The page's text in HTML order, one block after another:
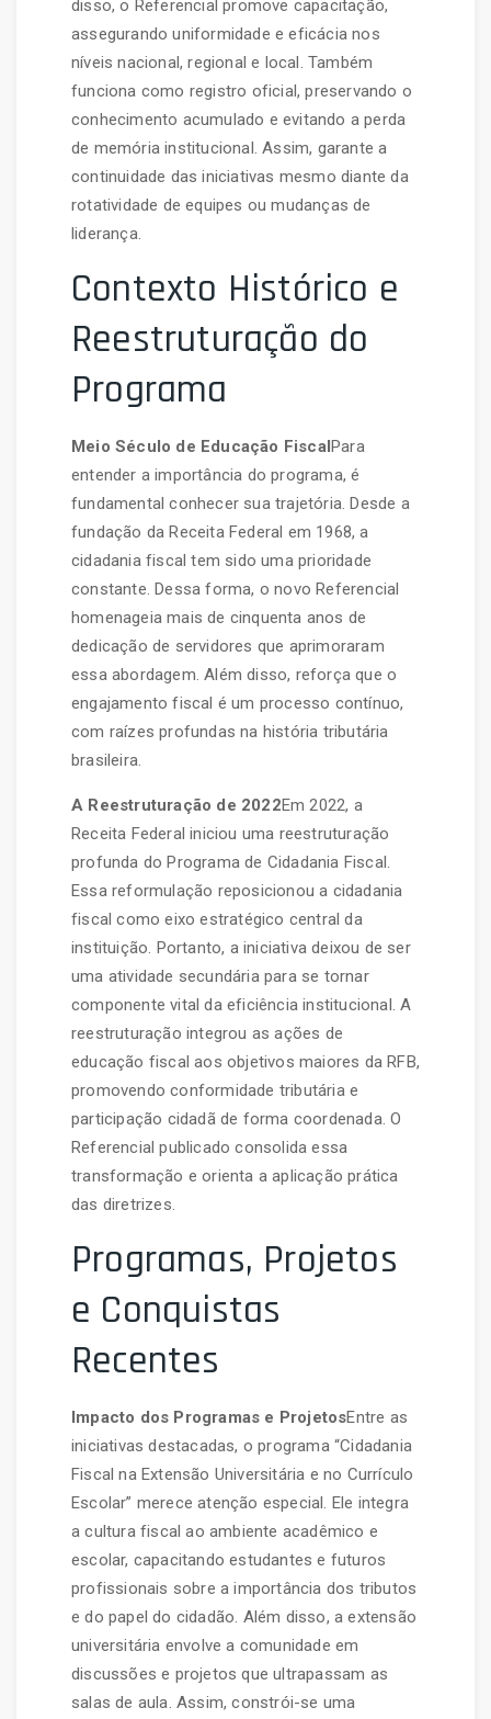
disso, o Referencial promove capacitação,
assegurando uniformidade e eficácia nos
níveis nacional, regional e local. Também
funciona como registro oficial, preservando o
conhecimento acumulado e evitando a perda
de memória institucional. Assim, garante a
continuidade das iniciativas mesmo diante da
rotatividade de equipes ou mudanças de
liderança.
Contexto Histórico e
Reestruturação do
Programa
Meio Século de Educação FiscalPara
entender a importância do programa, é
fundamental conhecer sua trajetória. Desde a
fundação da Receita Federal em 1968, a
cidadania fiscal tem sido uma prioridade
constante. Dessa forma, o novo Referencial
homenageia mais de cinquenta anos de
dedicação de servidores que aprimoraram
essa abordagem. Além disso, reforça que o
engajamento fiscal é um processo contínuo,
com raízes profundas na história tributária
brasileira.
A Reestruturação de 2022Em 2022, a
Receita Federal iniciou uma reestruturação
profunda do Programa de Cidadania Fiscal.
Essa reformulação reposicionou a cidadania
fiscal como eixo estratégico central da
instituição. Portanto, a iniciativa deixou de ser
uma atividade secundária para se tornar
componente vital da eficiência institucional. A
reestruturação integrou as ações de
educação fiscal aos objetivos maiores da RFB,
promovendo conformidade tributária e
participação cidadã de forma coordenada. O
Referencial publicado consolida essa
transformação e orienta a aplicação prática
das diretrizes.
Programas, Projetos
e Conquistas
Recentes
Impacto dos Programas e ProjetosEntre as
iniciativas destacadas, o programa “Cidadania
Fiscal na Extensão Universitária e no Currículo
Escolar” merece atenção especial. Ele integra
a cultura fiscal ao ambiente acadêmico e
escolar, capacitando estudantes e futuros
profissionais sobre a importância dos tributos
e do papel do cidadão. Além disso, a extensão
universitária envolve a comunidade em
discussões e projetos que ultrapassam as
salas de aula. Assim, constrói-se uma